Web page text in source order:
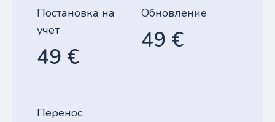
Постановка на
учет
49 €
Обновление
49 €
Перенос